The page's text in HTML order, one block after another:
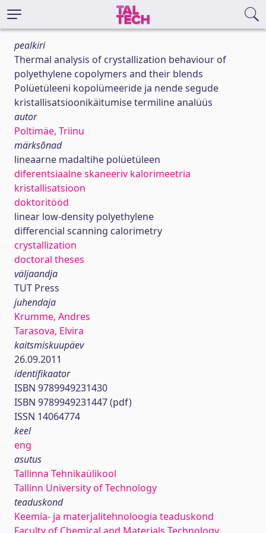
pealkiri
Thermal analysis of crystallization behaviour of
polyethylene copolymers and their blends
Polüetüleeni kopolümeeride ja nende segude
kristallisatsioonikäitumise termiline analüüs
autor
Poltimäe, Triinu
märksõnad
lineaarne madaltihe polüetüleen
diferentsiaalne skaneeriv kalorimeetria
kristallisatsioon
doktoritööd
linear low-density polyethylene
differencial scanning calorimetry
crystallization
doctoral theses
väljaandja
TUT Press
juhendaja
Krumme, Andres
Tarasova, Elvira
kaitsmiskuupäev
26.09.2011
identifikaator
ISBN 9789949231430
ISBN 9789949231447 (pdf)
ISSN 14064774
keel
eng
asutus
Tallinna Tehnikaülikool
Tallinn University of Technology
teaduskond
Keemia- ja materjalitehnoloogia teaduskond